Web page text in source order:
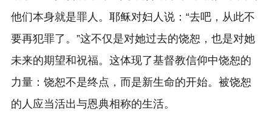
他们本身就是罪人。耶稣对妇人说：“去吧，从此不
要再犯罪了。”这不仅是对她过去的饶恕，也是对她
未来的期望和祝福。这体现了基督教信仰中饶恕的
力量：饶恕不是终点，而是新生命的开始。被饶恕
的人应当活出与恩典相称的生活。